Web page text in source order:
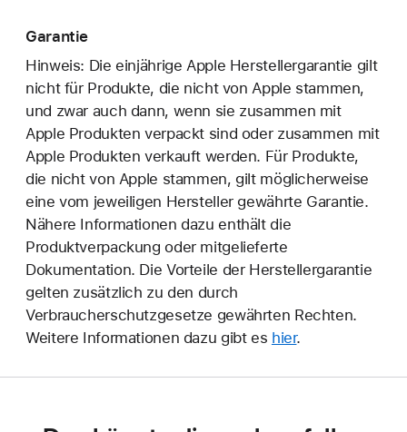
Garantie
Hinweis: Die einjährige Apple Herstellergarantie gilt
nicht für Produkte, die nicht von Apple stammen,
und zwar auch dann, wenn sie zusammen mit
Apple Produkten verpackt sind oder zusammen mit
Apple Produkten verkauft werden. Für Produkte,
die nicht von Apple stammen, gilt möglicherweise
eine vom jeweiligen Hersteller gewährte Garantie.
Nähere Informationen dazu enthält die
Produktverpackung oder mitgelieferte
Dokumentation. Die Vorteile der Herstellergarantie
gelten zusätzlich zu den durch
Verbraucherschutzgesetze gewährten Rechten.
Weitere Informationen dazu gibt es hier.